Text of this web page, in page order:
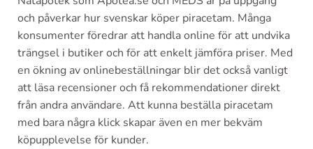
och påverkar hur svenskar köper piracetam. Många
konsumenter föredrar att handla online för att undvika
trängsel i butiker och för att enkelt jämföra priser. Med
en ökning av onlinebeställningar blir det också vanligt
att läsa recensioner och få rekommendationer direkt
från andra användare. Att kunna beställa piracetam
med bara några klick skapar även en mer bekväm
köpupplevelse för kunder.